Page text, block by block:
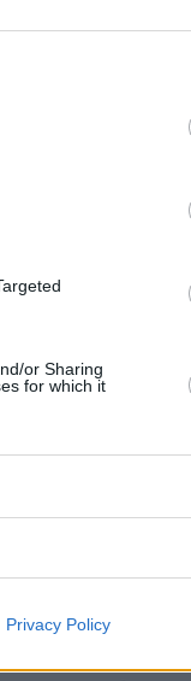
or Sharing
for which it
Privacy Policy
σπάνιου
τις νύχτες
ένα αυστηρό
χορό κέντρο.
για
ενός
για τον
σε όλα τα
φανερώνει
ανώτερη
μαύρων